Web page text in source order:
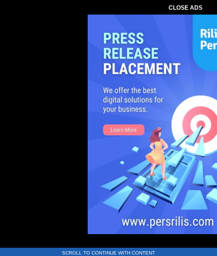
CLOSE ADS
SCROLL TO CONTINUE WITH CONTENT